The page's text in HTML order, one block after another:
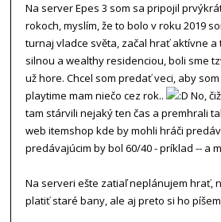
Na server Epes 3 som sa pripojil
rokoch, myslím, že to bolo v roku 2019
turnaj vladce světa, začal hrať aktívne
silnou a wealthy residenciou, boli sme
už hore. Chcel som predať veci, aby
playtime mam niečo cez rok..
No,
tam stárvili nejaký ten čas a premhrali
web itemshop kde by mohli hráči
predávajúcim by bol 60/40 - príklad -- a
Na serveri ešte zatiaľ neplánujem hrať,
platiť staré bany, ale aj preto si ho